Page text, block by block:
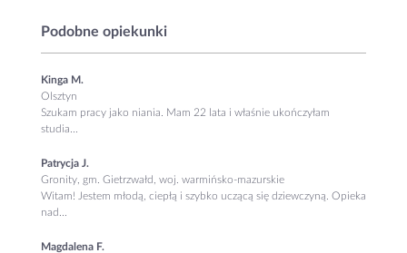
Podobne opiekunki
Kinga M.
Olsztyn
Szukam pracy jako niania. Mam 22 lata i właśnie ukończyłam
studia...
Patrycja J.
Gronity, gm. Gietrzwałd, woj. warmińsko-mazurskie
Witam! Jestem młodą, ciepłą i szybko uczącą się dziewczyną. Opieka
nad...
Magdalena F.